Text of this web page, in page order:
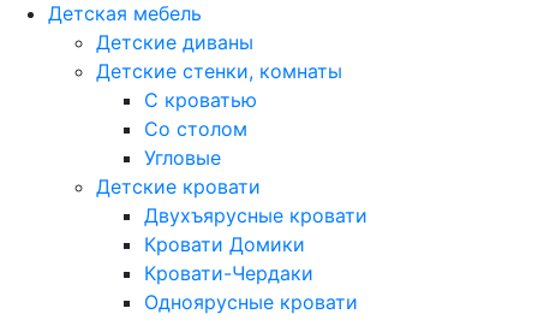
Детская мебель
Детские диваны
Детские стенки, комнаты
С кроватью
Со столом
Угловые
Детские кровати
Двухъярусные кровати
Кровати Домики
Кровати-Чердаки
Одноярусные кровати